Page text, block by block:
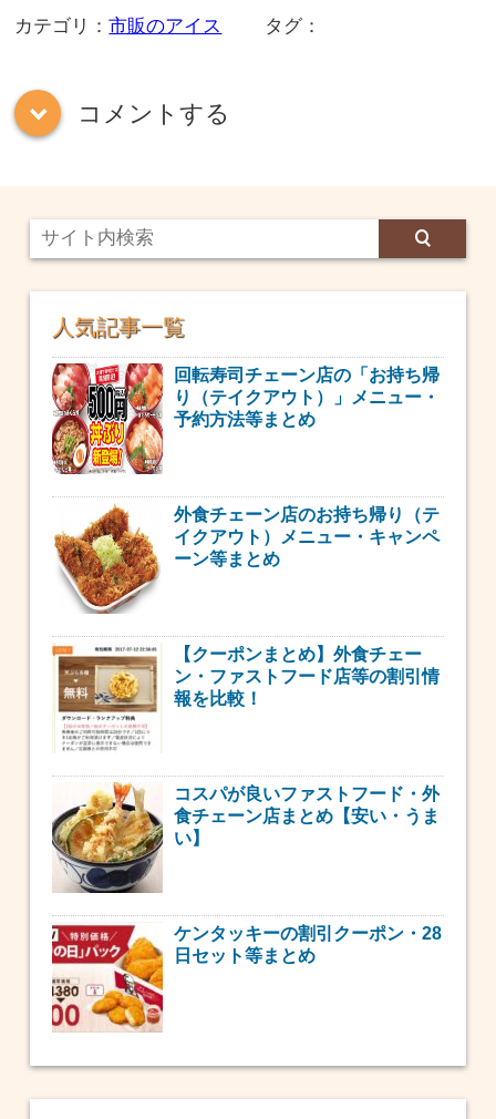
カテゴリ：市販のアイス タグ：
down コメントする
人気記事一覧
回転寿司チェーン店の「お持ち帰
り（テイクアウト）」メニュー・
予約方法等まとめ
外食チェーン店のお持ち帰り（テ
イクアウト）メニュー・キャンペ
ーン等まとめ
【クーポンまとめ】外食チェー
ン・ファストフード店等の割引情
報を比較！
コスパが良いファストフード・外
食チェーン店まとめ【安い・うま
い】
ケンタッキーの割引クーポン・28
日セット等まとめ